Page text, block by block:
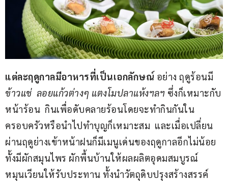
แต่ละฤดูกาลมีอาหารที่เป็นเอกลักษณ์ อย่าง ฤดูร้อนมี
ข้าวแช่  ลอยแก้วต่างๆ แตงโมปลาแห้งฯลฯ ซึ่งก็เหมาะกับ
หน้าร้อน  กินเพื่อดับคลายร้อนโดยจะทำกินกันใน
ครอบครัวหรือนำไปทำบุญก็เหมาะสม  และเมื่อเปลี่ยน
ผ่านฤดูย่างเข้าหน้าฝนก็มีเมนูเด่นของฤดูกาลอีกไม่น้อย
ทั้งมีผักสมุนไพร ผักพื้นบ้านให้ผลผลิตอุดมสมบูรณ์
หมุนเวียนให้รับประทาน ทั้งนำวัตถุดิบปรุงสร้างสรรค์